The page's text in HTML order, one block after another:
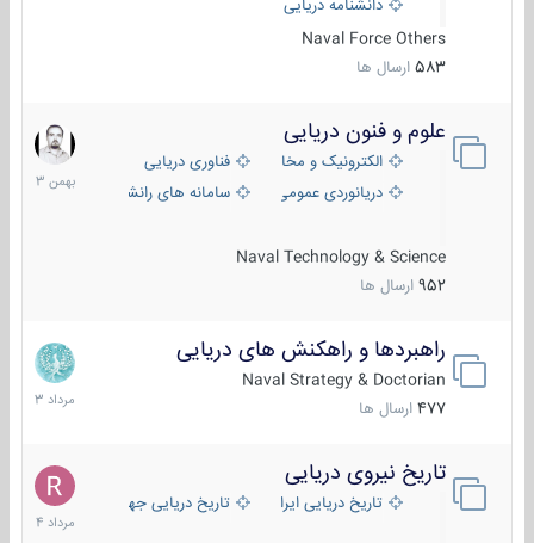
دانشنامه دریایی کپی
Naval Force Others
583 ارسال ها
علوم و فنون دریایی
الکترونیک و مخابرات دریاییفناوری دریایی
دریانوردی عمومی
سامانه های رانشی دریایی
Naval Technology & Science
952 ارسال ها
6
بهمن
1403
راهبردها و راهکنش های دریایی
Naval Strategy & Doctorian
477 ارسال ها
2
مرداد
1403
تاریخ نیروی دریایی
تاریخ دریایی ایران تاریخ دریایی جهان
16
مرداد
1404